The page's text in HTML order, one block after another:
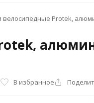
велосипедные Protek,
В избранное